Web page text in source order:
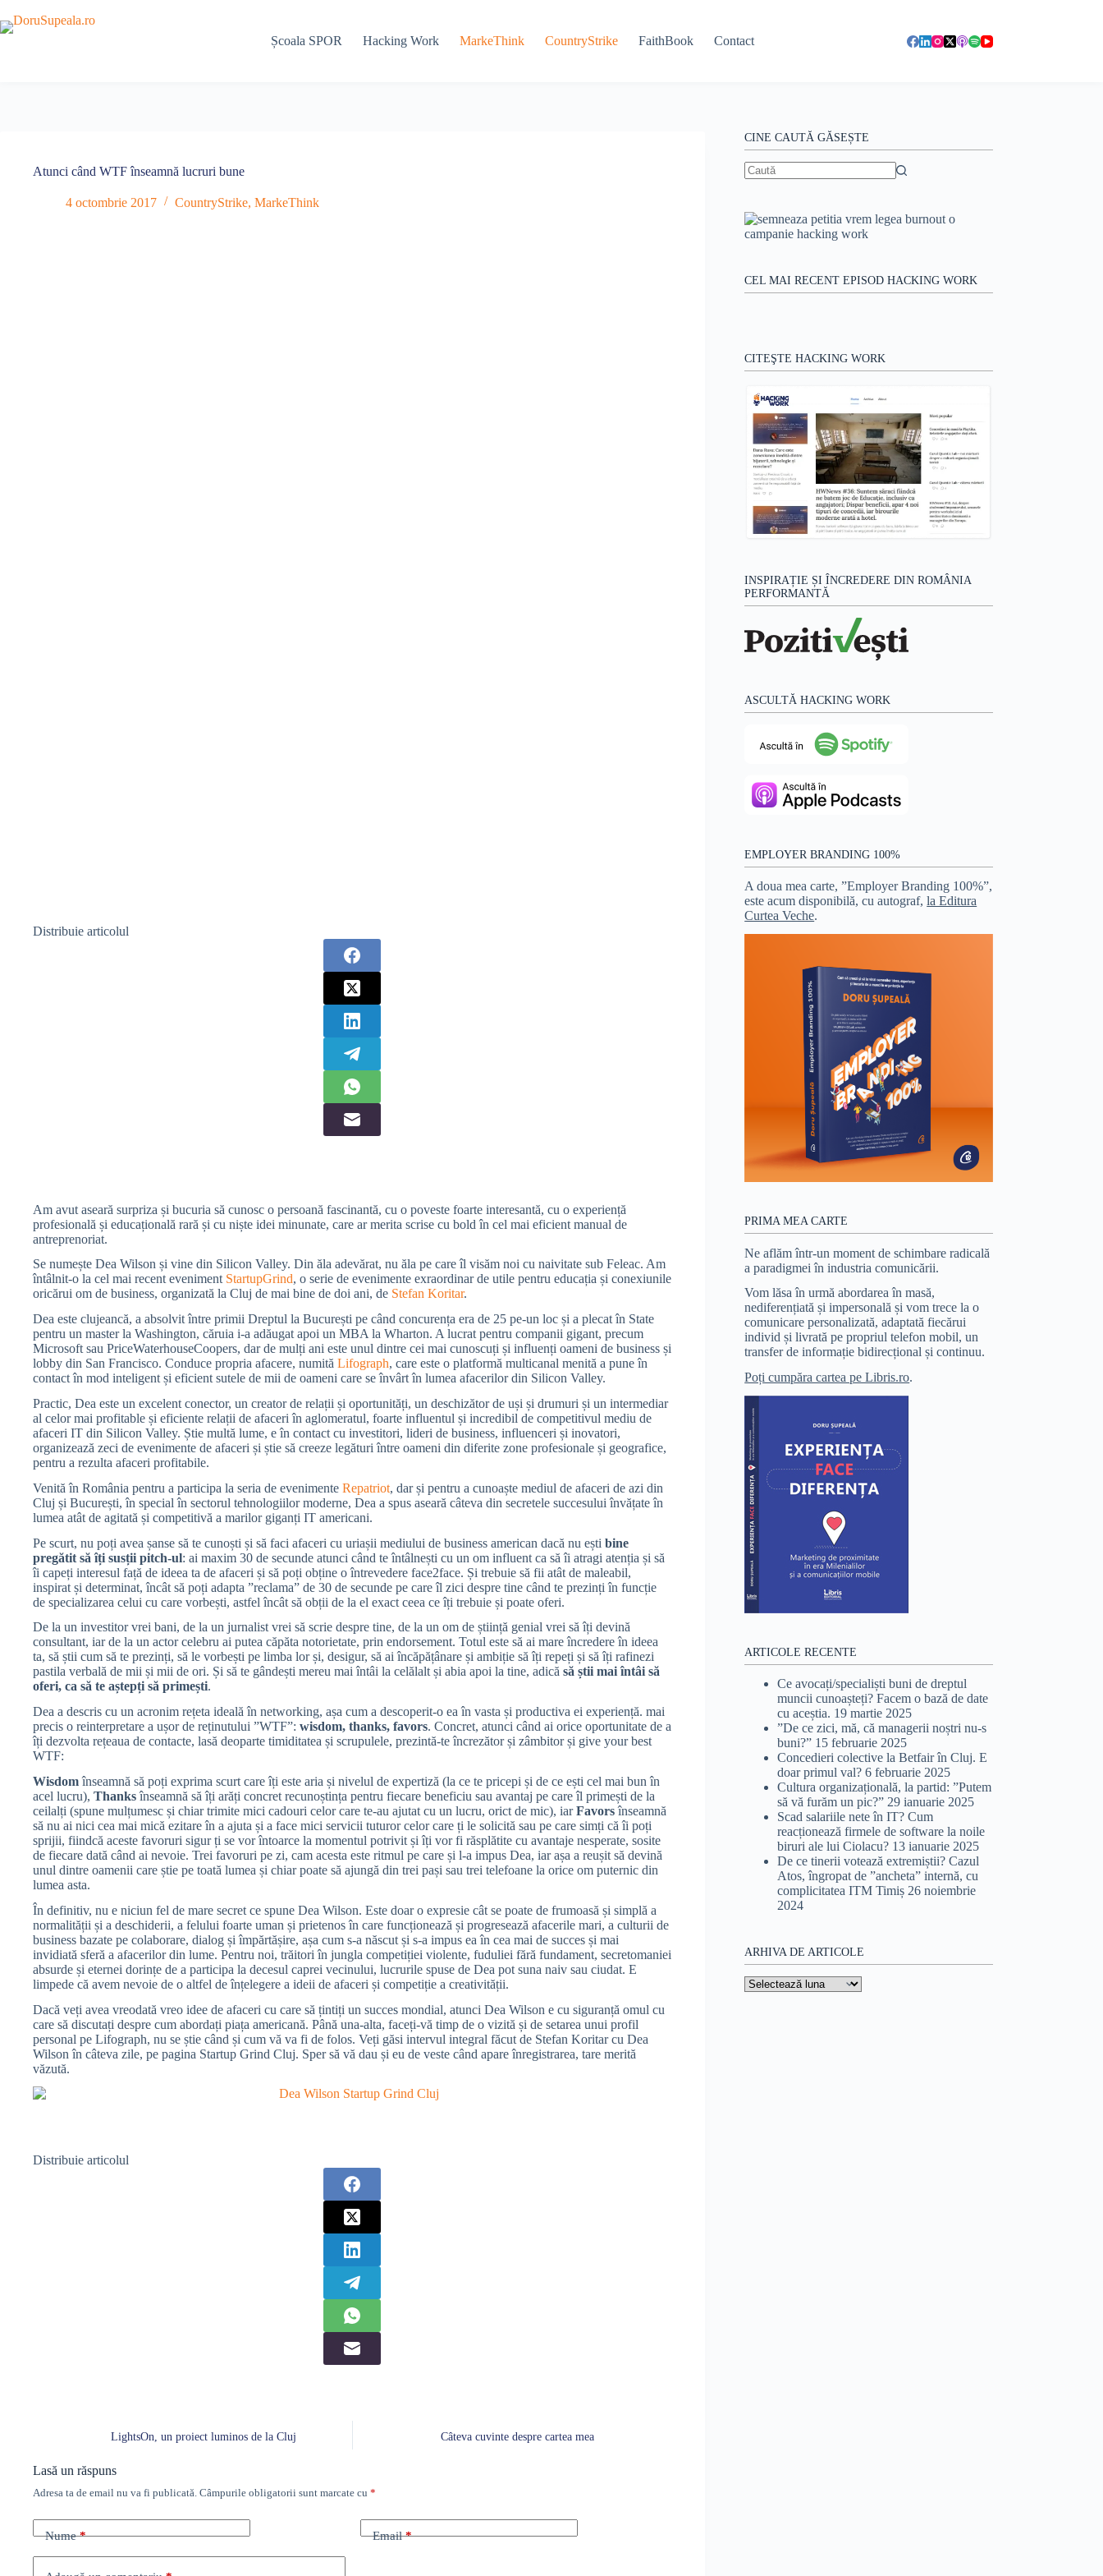
la
conținut
Școala SPOR Hacking Work MarkeThink CountryStrike FaithBook Contact
Atunci când WTF înseamnă lucruri bune
4 octombrie 2017 CountryStrike, MarkeThink
Distribuie articolul
Am avut aseară surpriza și bucuria să cunosc o persoană fascinantă, cu o poveste foarte interesantă, cu o experiență
profesională și educațională rară și cu niște idei minunate, care ar merita scrise cu bold în cel mai eficient manual de
antreprenoriat.
Se numește Dea Wilson și vine din Silicon Valley. Din ăla adevărat, nu ăla pe care îl visăm noi cu naivitate sub Feleac. Am
întâlnit-o la cel mai recent eveniment StartupGrind, o serie de evenimente exraordinar de utile pentru educația și conexiunile
oricărui om de business, organizată la Cluj de mai bine de doi ani, de Stefan Koritar.
Dea este clujeancă, a absolvit între primii Dreptul la București pe când concurența era de 25 pe-un loc și a plecat în State
pentru un master la Washington, căruia i-a adăugat apoi un MBA la Wharton. A lucrat pentru companii gigant, precum
Microsoft sau PriceWaterhouseCoopers, dar de mulți ani este unul dintre cei mai cunoscuți și influenți oameni de business și
lobby din San Francisco. Conduce propria afacere, numită Lifograph, care este o platformă multicanal menită a pune în
contact în mod inteligent și eficient sutele de mii de oameni care se învârt în lumea afacerilor din Silicon Valley.
Practic, Dea este un excelent conector, un creator de relații și oportunități, un deschizător de uși și drumuri și un intermediar
al celor mai profitable și eficiente relații de afaceri în aglomeratul, foarte influentul și incredibil de competitivul mediu de
afaceri IT din Silicon Valley. Știe multă lume, e în contact cu investitori, lideri de business, influenceri și inovatori,
organizează zeci de evenimente de afaceri și știe să creeze legături între oameni din diferite zone profesionale și geografice,
pentru a rezulta afaceri profitabile.
Venită în România pentru a participa la seria de evenimente Repatriot, dar și pentru a cunoaște mediul de afaceri de azi din
Cluj și București, în special în sectorul tehnologiilor moderne, Dea a spus aseară câteva din secretele succesului învățate în
lumea atât de agitată și competitivă a marilor giganți IT americani.
Pe scurt, nu poți avea șanse să te cunoști și să faci afaceri cu uriașii mediului de business american dacă nu ești bine
pregătit să îți susții pitch-ul: ai maxim 30 de secunde atunci când te întâlnești cu un om influent ca să îi atragi atenția și să
îi capeți interesul față de ideea ta de afaceri și să poți obține o întrevedere face2face. Și trebuie să fii atât de maleabil,
inspirat și determinat, încât să poți adapta ”reclama” de 30 de secunde pe care îl zici despre tine când te prezinți în funcție
de specializarea celui cu care vorbești, astfel încât să obții de la el exact ceea ce îți trebuie și poate oferi.
De la un investitor vrei bani, de la un jurnalist vrei să scrie despre tine, de la un om de știință genial vrei să îți devină
consultant, iar de la un actor celebru ai putea căpăta notorietate, prin endorsement. Totul este să ai mare încredere în ideea
ta, să știi cum să te prezinți, să le vorbești pe limba lor și, desigur, să ai încăpățânare și ambiție să îți repeți și să îți rafinezi
pastila verbală de mii și mii de ori. Și să te gândești mereu mai întâi la celălalt și abia apoi la tine, adică să știi mai întâi să
oferi, ca să te aștepți să primești.
Dea a descris cu un acronim rețeta ideală în networking, așa cum a descoperit-o ea în vasta și productiva ei experiență. mai
precis o reinterpretare a ușor de reținutului ”WTF”: wisdom, thanks, favors. Concret, atunci când ai orice oportunitate de a
îți dezvolta rețeaua de contacte, lasă deoparte timiditatea și scrupulele, prezintă-te încrezător și zâmbitor și give your best
WTF:
Wisdomînseamnă să poți exprima scurt care îți este aria și nivelul de expertiză (la ce te pricepi și de ce ești cel mai bun în
acel lucru), Thanksînseamnă să îți arăți concret recunoștința pentru fiecare beneficiu sau avantaj pe care îl primești de la
ceilalți (spune mulțumesc și chiar trimite mici cadouri celor care te-au ajutat cu un lucru, orict de mic), iarFavorsînseamnă
să nu ai nici cea mai mică ezitare în a ajuta și a face mici servicii tuturor celor care ți le solicită sau pe care simți că îi poți
sprijii, fiindcă aceste favoruri sigur ți se vor întoarce la momentul potrivit și îți vor fi răsplătite cu avantaje nesperate, sosite
de fiecare dată când ai nevoie. Trei favoruri pe zi, cam acesta este ritmul pe care și l-a impus Dea, iar așa a reușit să devină
unul dintre oamenii care știe pe toată lumea și chiar poate să ajungă din trei pași sau trei telefoane la orice om puternic din
lumea asta.
În definitiv, nu e niciun fel de mare secret ce spune Dea Wilson. Este doar o expresie cât se poate de frumoasă și simplă a
normalității și a deschiderii, a felului foarte uman și prietenos în care funcționează și progresează afacerile mari, a culturii de
business bazate pe colaborare, dialog și împărtășire, așa cum s-a născut și s-a impus ea în cea mai de succes și mai
invidiată sferă a afacerilor din lume. Pentru noi, trăitori în jungla competiției violente, fuduliei fără fundament, secretomaniei
absurde și eternei dorințe de a participa la decesul caprei vecinului, lucrurile spuse de Dea pot suna naiv sau ciudat. E
limpede că avem nevoie de o altfel de înțelegere a ideii de afaceri și competiție a creativității.
Dacă veți avea vreodată vreo idee de afaceri cu care să țintiți un succes mondial, atunci Dea Wilson e cu siguranță omul cu
care să discutați despre cum abordați piața americană. Până una-alta, faceți-vă timp de o vizită și de setarea unui profil
personal pe Lifograph, nu se știe când și cum vă va fi de folos. Veți găsi intervul integral făcut de Stefan Koritar cu Dea
Wilson în câteva zile, pe pagina Startup Grind Cluj. Sper să vă dau și eu de veste când apare înregistrarea, tare merită
văzută.
Distribuie articolul
LightsOn, un proiect luminos de la Cluj Câteva cuvinte despre cartea mea
Lasă un răspuns
Adresa ta de email nu va fi publicată. Câmpurile obligatorii sunt marcate cu *
Nume* Email*
CINE CAUTĂ GĂSEȘTE
CEL MAI RECENT EPISOD HACKING WORK
CITEŞTE HACKING WORK
INSPIRAȚIE ȘI ÎNCREDERE DIN ROMÂNIA
PERFORMANTĂ
ASCULTĂ HACKING WORK
EMPLOYER BRANDING 100%
A doua mea carte, ”Employer Branding 100%”,
este acum disponibilă, cu autograf,la Editura
Curtea Veche.
PRIMA MEA CARTE
Ne aflăm într-un moment de schimbare radicală
a paradigmei în industria comunicării.
Vom lăsa în urmă abordarea în masă,
nediferențiată și impersonală și vom trece la o
comunicare personalizată, adaptată fiecărui
individ și livrată pe propriul telefon mobil, un
transfer de informație bidirecțional și continuu.
Poți cumpăra cartea pe Libris.ro.
ARTICOLE RECENTE
Ce avocați/specialiști buni de dreptul
muncii cunoașteți? Facem o bază de date
cu aceștia. 19 martie 2025
”De ce zici, mă, că managerii noștri nu-s
buni?” 15 februarie 2025
Concedieri colective la Betfair în Cluj. E
doar primul val? 6 februarie 2025
Cultura organizațională, la partid: ”Putem
să vă furăm un pic?” 29 ianuarie 2025
Scad salariile nete în IT? Cum
reacționează firmele de software la noile
biruri ale lui Ciolacu? 13 ianuarie 2025
De ce tinerii votează extremiștii? Cazul
Atos, îngropat de ”ancheta” internă, cu
complicitatea ITM Timiș 26 noiembrie
2024
ARHIVA DE ARTICOLE
Arhiva
de